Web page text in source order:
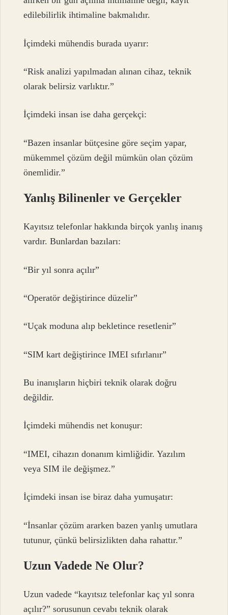
edilebilirlik ihtimaline bakmalıdır.
İçimdeki mühendis burada uyarır:
“Risk analizi yapılmadan alınan cihaz, teknik
olarak belirsiz varlıktır.”
İçimdeki insan ise daha gerçekçi:
“Bazen insanlar bütçesine göre seçim yapar,
mükemmel çözüm değil mümkün olan çözüm
önemlidir.”
Yanlış Bilinenler ve Gerçekler
Kayıtsız telefonlar hakkında birçok yanlış inanış
vardır. Bunlardan bazıları:
“Bir yıl sonra açılır”
“Operatör değiştirince düzelir”
“Uçak moduna alıp bekletince resetlenir”
“SIM kart değiştirince IMEI sıfırlanır”
Bu inanışların hiçbiri teknik olarak doğru
değildir.
İçimdeki mühendis net konuşur:
“IMEI, cihazın donanım kimliğidir. Yazılım
veya SIM ile değişmez.”
İçimdeki insan ise biraz daha yumuşatır:
“İnsanlar çözüm ararken bazen yanlış umutlara
tutunur, çünkü belirsizlikten daha rahattır.”
Uzun Vadede Ne Olur?
Uzun vadede “kayıtsız telefonlar kaç yıl sonra
açılır?” sorusunun cevabı teknik olarak